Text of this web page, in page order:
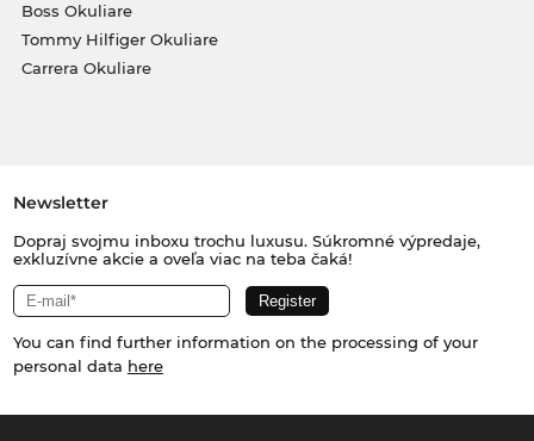
Boss Okuliare
Tommy Hilfiger Okuliare
Carrera Okuliare
Newsletter
Dopraj svojmu inboxu trochu luxusu. Súkromné výpredaje,
exkluzívne akcie a oveľa viac na teba čaká!
You can find further information on the processing of your
personal data here